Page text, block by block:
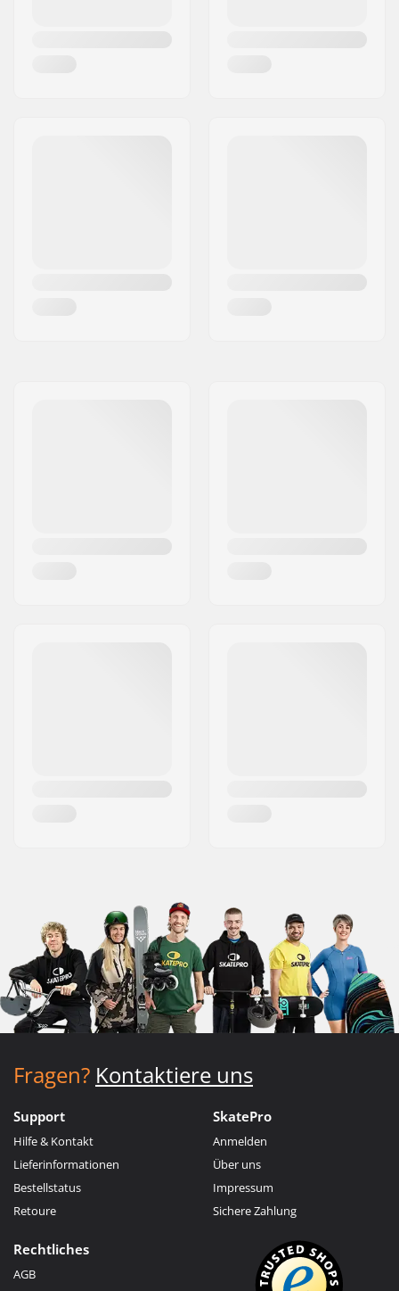
Fragen? Kontaktiere uns
Support
Hilfe & Kontakt
Lieferinformationen
Bestellstatus
Retoure
SkatePro
Anmelden
Über uns
Impressum
Sichere Zahlung
Rechtliches
AGB